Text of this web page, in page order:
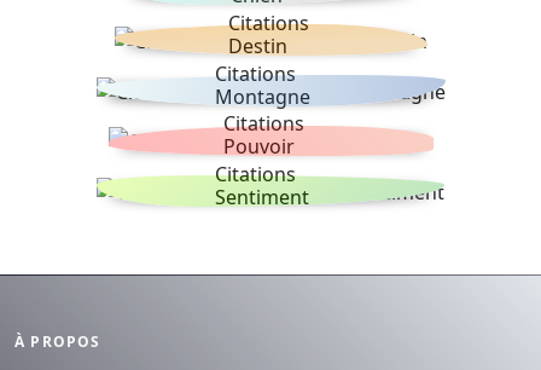
Citations
Destin
Citations
Montagne
Citations
Pouvoir
Citations
Sentiment
À PROPOS